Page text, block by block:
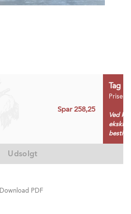
Download PDF
Spar 258,25
Tag 1
Prisen
Ved
ekskl.
bestille.
Udsolgt